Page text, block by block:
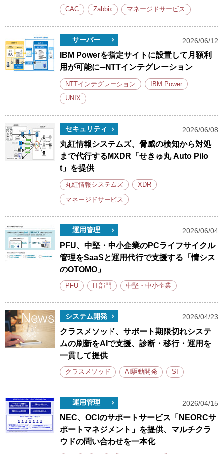
CAC Zabbix マネージドサービス
サーバー 2026/06/12
IBM Powerを指定サイトに設置して月額利
用が可能に─NTTインテグレーション
NTTインテグレーション IBM Power
UNIX
セキュリティ 2026/06/08
丸紅情報システムズ、脅威の検知から対処
まで代行するMXDR「せきゅ丸 Auto Pilo
t」を提供
丸紅情報システムズ XDR
マネージドサービス
運用管理 2026/06/04
PFU、中堅・中小企業のPCライフサイクル
管理をSaaSと運用代行で支援する「情シス
のOTOMO」
PFU IT部門 中堅・中小企業
システム開発 2026/04/23
クラスメソッド、サポート期限切れシステ
ムの刷新をAIで支援、診断・移行・運用を
一貫して提供
クラスメソッド AI駆動開発 SI
運用管理 2026/04/15
NEC、OCIのサポートサービス「NEORCサ
ポートマネジメント」を提供、マルチクラ
ウドの問い合わせを一本化